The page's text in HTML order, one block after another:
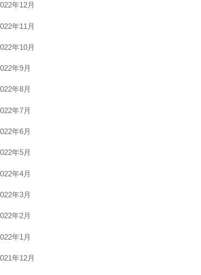
年12月
年11月
年10月
年9月
年8月
年7月
年6月
年5月
年4月
年3月
年2月
年1月
年12月